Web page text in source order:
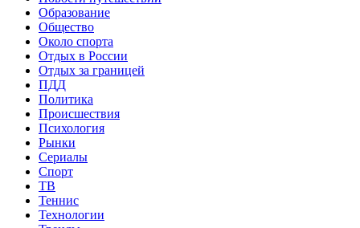
Образование
Общество
Около спорта
Отдых в России
Отдых за границей
ПДД
Политика
Происшествия
Психология
Рынки
Сериалы
Спорт
ТВ
Теннис
Технологии